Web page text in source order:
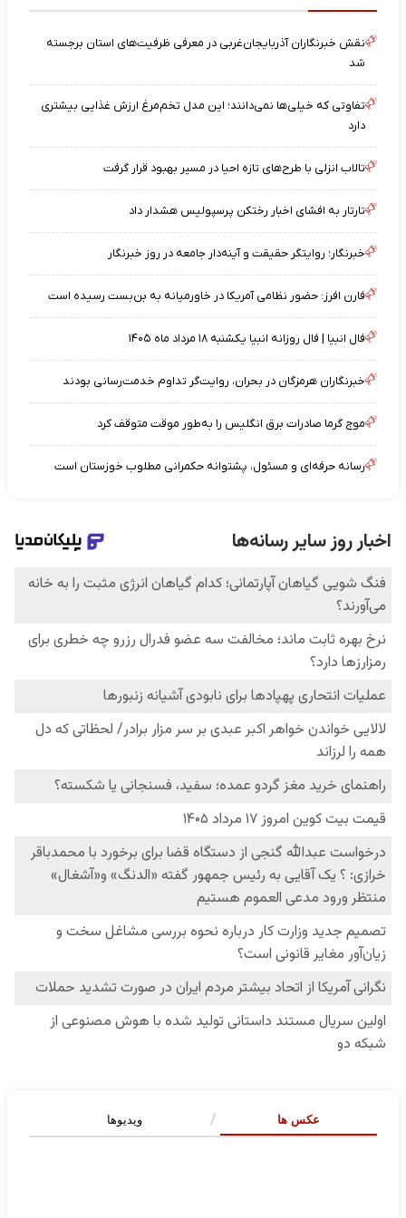
نقش خبرنگاران آذربایجان‌غربی در معرفی ظرفیت‌های استان برجسته
شد
تفاوتی که خیلی‌ها نمی‌دانند؛ این مدل تخم‌مرغ ارزش غذایی بیشتری
دارد
تالاب انزلی با طرح‌های تازه احیا در مسیر بهبود قرار گرفت
تارتار به افشای اخبار رختکن پرسپولیس هشدار داد
خبرنگار؛ روایتگر حقیقت و آینه‌دار جامعه در روز خبرنگار
فارن افرز: حضور نظامی آمریکا در خاورمیانه به بن‌بست رسیده است
فال انبیا | فال روزانه انبیا یکشنبه ۱۸ مرداد ماه ۱۴۰۵
خبرنگاران هرمزگان در بحران، روایت‌گر تداوم خدمت‌رسانی بودند
موج گرما صادرات برق انگلیس را به‌طور موقت متوقف کرد
رسانه حرفه‌ای و مسئول، پشتوانه حکمرانی مطلوب خوزستان است
عکس ها ویدیوها